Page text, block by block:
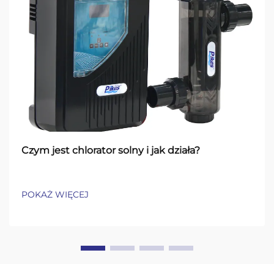
Czym jest chlorator solny i jak działa?
POKAŻ WIĘCEJ